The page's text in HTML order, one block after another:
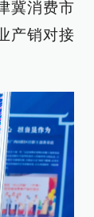
冀消费市
产销对接